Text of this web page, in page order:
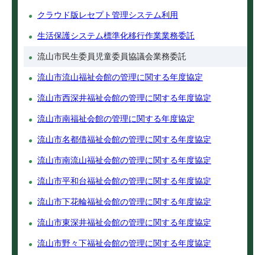
クラウド版レセプト管理システム利用
生活保護システム標準化移行作業業務委託
流山市民生委員児童委員協議会業務委託
流山市流山福祉会館の管理に関する年度協定
流山市西深井福祉会館の管理に関する年度協定
流山市南福祉会館の管理に関する年度協定
流山市名都借福祉会館の管理に関する年度協定
流山市南流山福祉会館の管理に関する年度協定
流山市平和台福祉会館の管理に関する年度協定
流山市下花輪福祉会館の管理に関する年度協定
流山市東深井福祉会館の管理に関する年度協定
流山市野々下福祉会館の管理に関する年度協定